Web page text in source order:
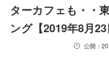
ターカフェも・・
ング【2019年8月23
公開：